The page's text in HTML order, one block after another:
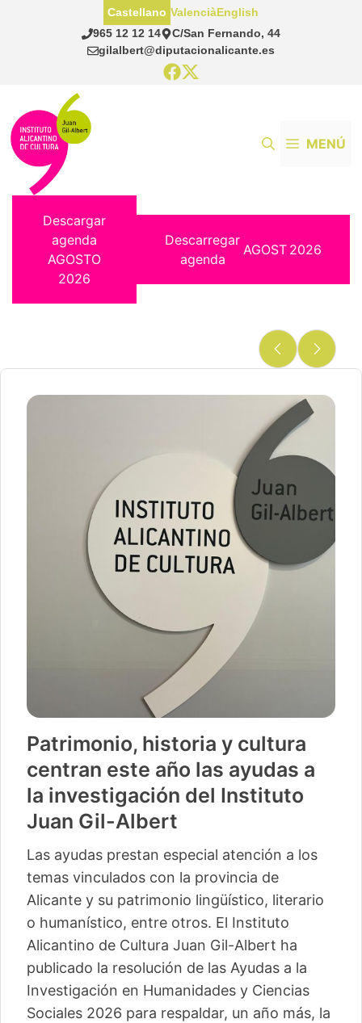
965 12 12 14
C/San Fernando, 44
gilalbert@diputacionalicante.es
Castellano ValenciàEnglish
MENÚ
Descargar
agenda
AGOSTO
2026
Descarregar
agenda
AGOST 2026
Patrimonio, historia y cultura
centran este año las ayudas a
la investigación del Instituto
Juan Gil-Albert
Las ayudas prestan especial atención a los
temas vinculados con la provincia de
Alicante y su patrimonio lingüístico, literario
o humanístico, entre otros. El Instituto
Alicantino de Cultura Juan Gil-Albert ha
publicado la resolución de las Ayudas a la
Investigación en Humanidades y Ciencias
Sociales 2026 para respaldar, un año más, la